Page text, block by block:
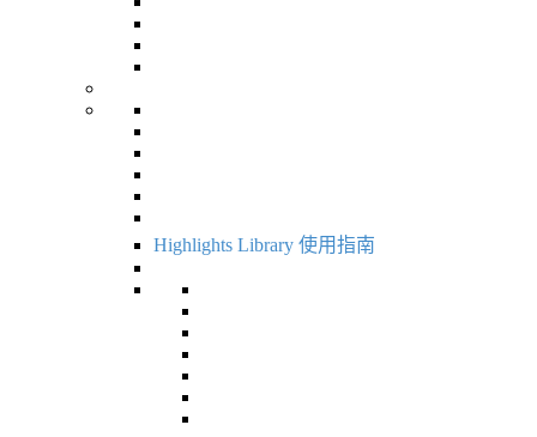
Highlights Library 使用指南